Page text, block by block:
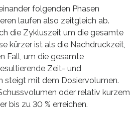
folgenden Phasen
laufen also zeitgleich ab.
die Zykluszeit um die gesamte
kürzer ist als die Nachdruckzeit,
Fall, um die gesamte
Zeit- und
steigt mit dem Dosiervolumen.
oder relativ kurzem
bis zu 30 % erreichen.